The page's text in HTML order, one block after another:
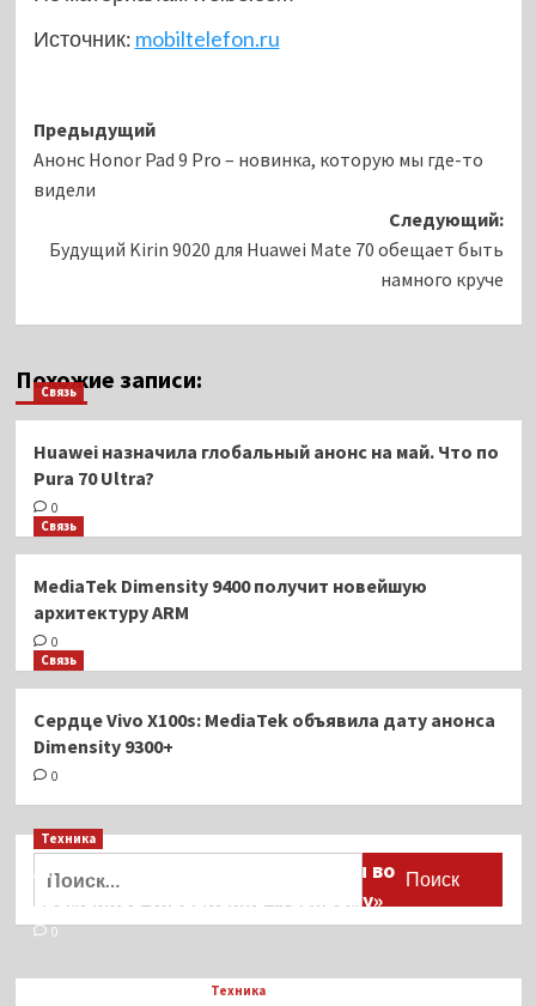
Источник: mobiltelefon.ru
Навигация
записи
Предыдущий
Анонс Honor Pad 9 Pro – новинка, которую мы где-то
видели
Следующий:
Будущий Kirin 9020 для Huawei Mate 70 обещает быть
намного круче
Похожие записи:
Связь
Huawei назначила глобальный анонс на май. Что по
Pura 70 Ultra?
0
Связь
MediaTek Dimensity 9400 получит новейшую
архитектуру ARM
0
Связь
Сердце Vivo X100s: MediaTek объявила дату анонса
Dimensity 9300+
0
Техника
Активы Ariston и Bosch переданы во
временное управление «Газпрому»
0
Техника